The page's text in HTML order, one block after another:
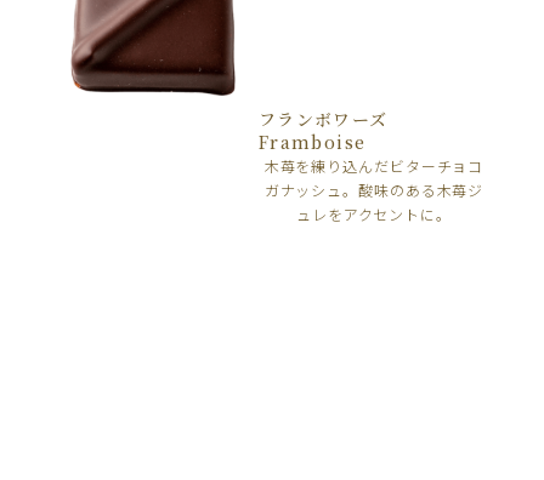
フランボワーズ
Framboise
木苺を練り込んだビターチョコ
ガナッシュ。酸味のある木苺ジ
ュレをアクセントに。